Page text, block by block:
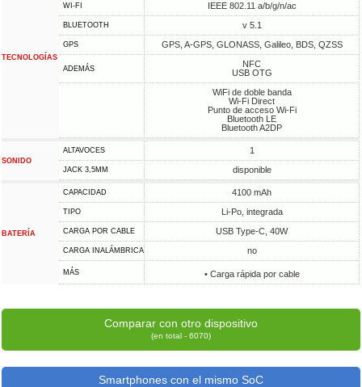
TECNOLOGÍAS
WI-FI IEEE 802.11 a/b/g/n/ac
BLUETOOTH v 5.1
GPS GPS, A-GPS, GLONASS, Galileo, BDS, QZSS
ADEMÁS
NFC
USB OTG
WiFi de doble banda
Wi-Fi Direct
Punto de acceso Wi-Fi
Bluetooth LE
Bluetooth A2DP
SONIDO
ALTAVOCES 1
JACK 3,5MM disponible
BATERÍA
CAPACIDAD 4100 mAh
TIPO Li-Po, integrada
CARGA POR CABLE USB Type-C, 40W
CARGA INALÁMBRICA no
MÁS • Carga rápida por cable
Comparar con otro dispositivo
(en total - 6070)
Smartphones con el mismo SoC